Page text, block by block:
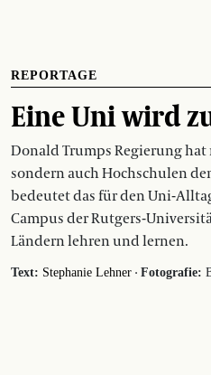
REPORTAGE
Eine Uni wird
Donald Trumps Regierung
sondern auch Hochschulen
bedeutet das für den Uni-
Campus der Rutgers-
Ländern lehren und lernen.
Text: Stephanie Lehner · Fotografie: